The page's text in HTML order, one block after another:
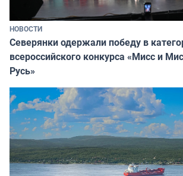
НОВОСТИ
Северянки одержали победу в
всероссийского конкурса «Мисс и
Русь»